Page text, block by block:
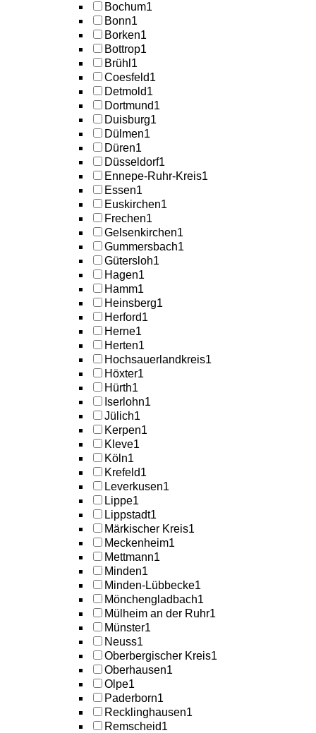
Bochum1
Bonn1
Borken1
Bottrop1
Brühl 1
Coesfeld1
Detmold1
Dortmund1
Duisburg1
Dülmen1
Düren1
Düsseldorf1
Ennepe-Ruhr-Kreis1
Essen1
Euskirchen1
Frechen1
Gelsenkirchen1
Gummersbach1
Gütersloh1
Hagen1
Hamm1
Heinsberg1
Herford1
Herne1
Herten1
Hochsauerlandkreis1
Höxter1
Hürth1
Iserlohn1
Jülich1
Kerpen1
Kleve1
Köln1
Krefeld1
Leverkusen1
Lippe1
Lippstadt1
Märkischer Kreis1
Meckenheim1
Mettmann1
Minden1
Minden-Lübbecke1
Mönchengladbach1
Mülheim an der Ruhr1
Münster1
Neuss1
Oberbergischer Kreis1
Oberhausen1
Olpe1
Paderborn1
Recklinghausen1
Remscheid1